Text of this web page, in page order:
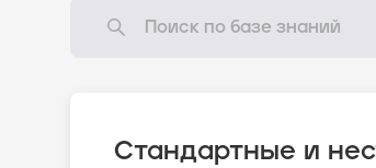
Стандартные и